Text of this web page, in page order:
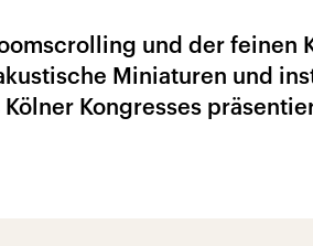
und der feinen
Miniaturen und
Kongresses